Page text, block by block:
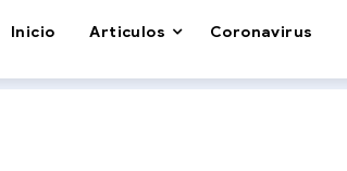
Inicio Articulos Coronavirus